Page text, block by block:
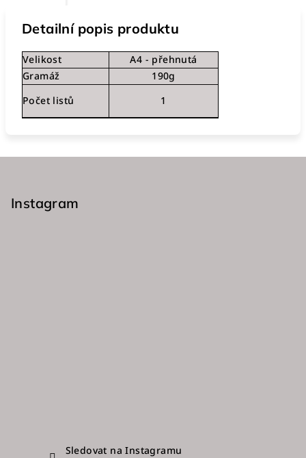
Detailní popis produktu
Velikost
A4 - přehnutá
Gramáž
190g
Počet listů
1
Instagram
Sledovat na Instagramu